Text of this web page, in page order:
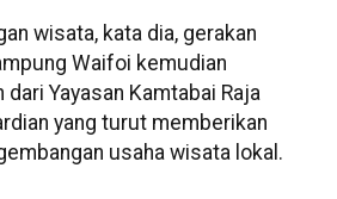
wisata, kata dia, gerakan
Waifoi kemudian
Yayasan Kamtabai Raja
yang turut memberikan
usaha wisata lokal.